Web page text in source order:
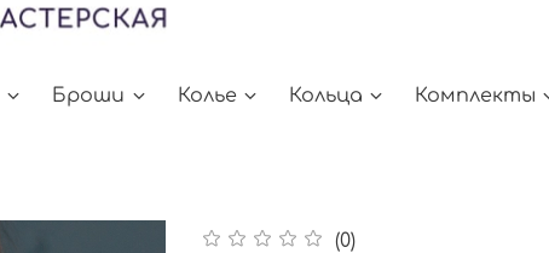
Броши Колье Кольца Комплекты
(0)